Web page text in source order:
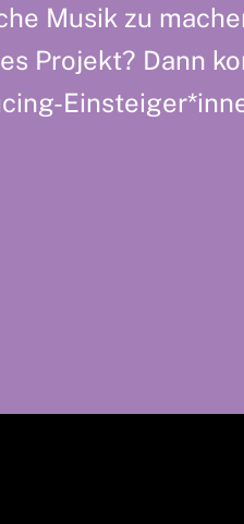
Musik zu
Projekt? Dann